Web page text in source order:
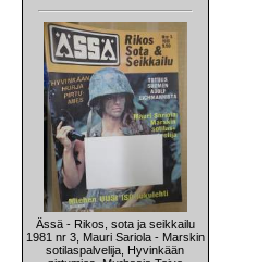
Ässä - Rikos, sota ja seikkailu
1981 nr 3, Mauri Sariola - Marskin
sotilaspalvelija, Hyvinkään